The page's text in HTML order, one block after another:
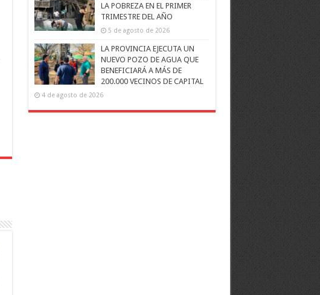
LA POBREZA EN EL PRIMER
TRIMESTRE DEL AÑO
5 de agosto de 2026
LA PROVINCIA EJECUTA UN
NUEVO POZO DE AGUA QUE
BENEFICIARÁ A MÁS DE
200.000 VECINOS DE CAPITAL
4 de agosto de 2026